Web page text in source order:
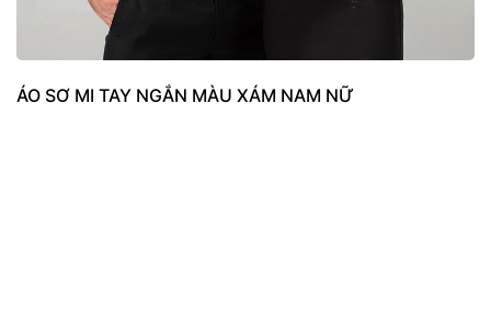
ÁO SƠ MI TAY NGẮN MÀU XÁM NAM NỮ